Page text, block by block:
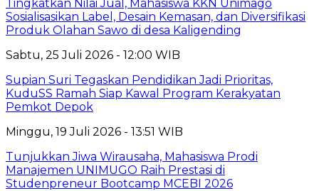
Tingkatkan Nilai Jual, Mahasiswa KKN Unimago
Sosialisasikan Label, Desain Kemasan, dan Diversifikasi
Produk Olahan Sawo di desa Kaligending
Sabtu, 25 Juli 2026 - 12:00 WIB
Supian Suri Tegaskan Pendidikan Jadi Prioritas,
KuduSS Ramah Siap Kawal Program Kerakyatan
Pemkot Depok
Minggu, 19 Juli 2026 - 13:51 WIB
Tunjukkan Jiwa Wirausaha, Mahasiswa Prodi
Manajemen UNIMUGO Raih Prestasi di
Studenpreneur Bootcamp MCEBI 2026